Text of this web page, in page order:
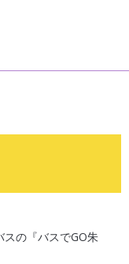
の『バスでGO朱